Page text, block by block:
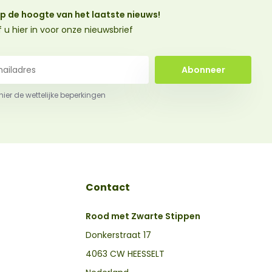
de hoogte van het laatste nieuws!
u hier in voor onze nieuwsbrief
Abonneer
de wettelijke beperkingen
Contact
Rood met Zwarte Stippen
Donkerstraat 17
4063 CW HEESSELT